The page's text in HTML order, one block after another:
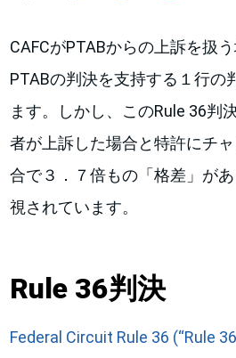
CAFCがPTABからの上訴を扱
PTABの判決を支持する１行の
ます。しかし、このRule 36判
者が上訴した場合と特許にチ
合で３．７倍もの「格差」が
視されています。
Rule 36判決
Federal Circuit Rule 36 (“Rule